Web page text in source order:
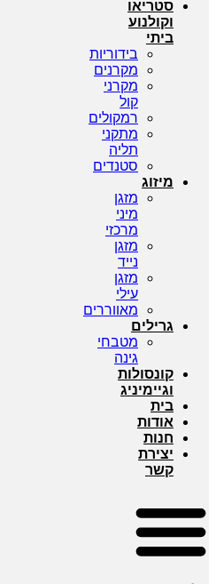
סטריאו
וקולנוע
ביתי
בידוריות
מקרנים
מקרני
קול
רמקולים
מתקני
תליה
סטנדים
מיזוג
מזגן
מיני
מרכזי
מזגן
נייד
מזגן
עילי
מאווררים
גרילים
מטבחי
גינה
קונסולות
וגיימיניג
בית
אודות
חנות
יצירת
קשר